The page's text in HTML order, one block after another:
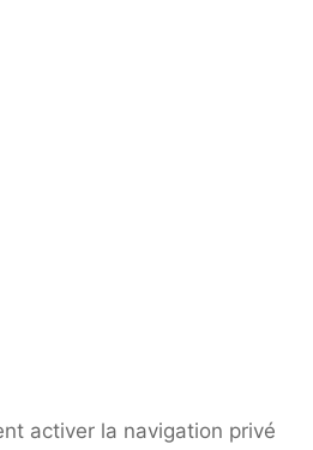
activer la navigation privé